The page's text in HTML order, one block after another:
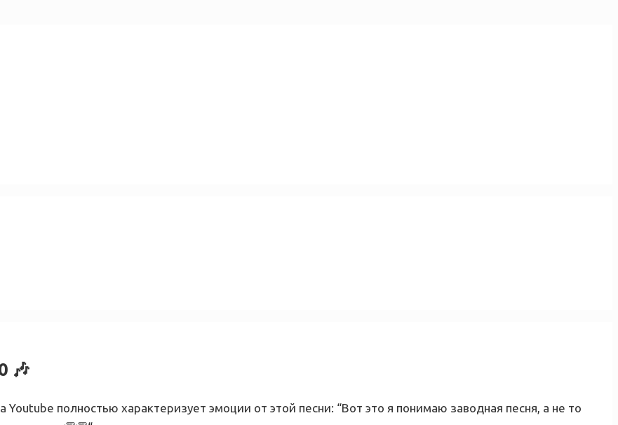
🎶
полностью характеризует эмоции от этой песни: “Вот это я понимаю заводная песня, а не то